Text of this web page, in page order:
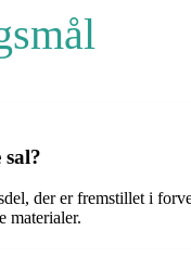
der er fremstillet i
materialer.